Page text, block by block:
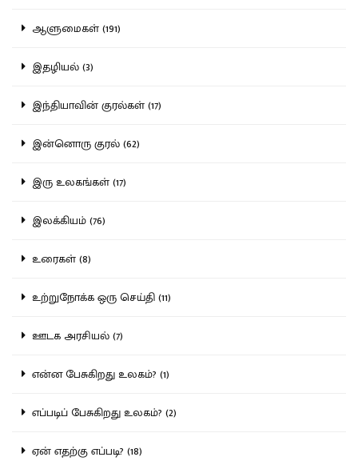
ஆளுமைகள் (191)
இதழியல் (3)
இந்தியாவின் குரல்கள் (17)
இன்னொரு குரல் (62)
இரு உலகங்கள் (17)
இலக்கியம் (76)
உரைகள் (8)
உற்றுநோக்க ஒரு செய்தி (11)
ஊடக அரசியல் (7)
என்ன பேசுகிறது உலகம்? (1)
எப்படிப் பேசுகிறது உலகம்? (2)
ஏன் எதற்கு எப்படி? (18)